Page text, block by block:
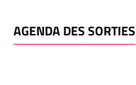
AGENDA DES SORTIES